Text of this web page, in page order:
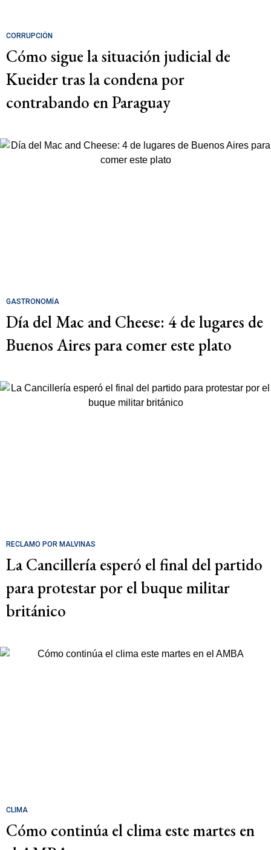
CORRUPCIÓN
Cómo sigue la situación judicial de
Kueider tras la condena por
contrabando en Paraguay
GASTRONOMÍA
Día del Mac and Cheese: 4 de lugares de
Buenos Aires para comer este plato
RECLAMO POR MALVINAS
La Cancillería esperó el final del partido
para protestar por el buque militar
británico
CLIMA
Cómo continúa el clima este martes en